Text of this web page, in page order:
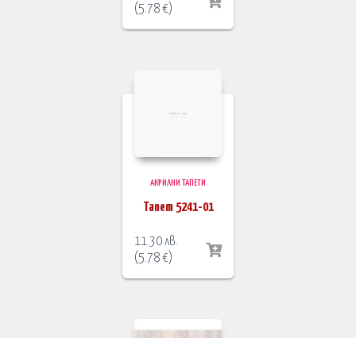
(5.78€)
АКРИЛНИ ТАПЕТИ
Тапет 5241-01
11.30лв.
(5.78€)